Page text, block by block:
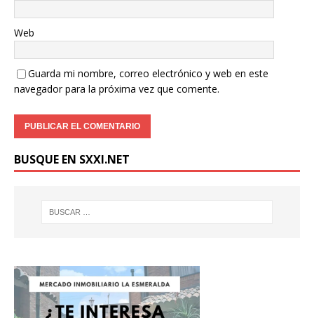
Web
Guarda mi nombre, correo electrónico y web en este
navegador para la próxima vez que comente.
BUSQUE EN SXXI.NET
Donación
Introduce la cantidad (USD):
$1.00